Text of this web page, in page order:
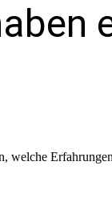
welche